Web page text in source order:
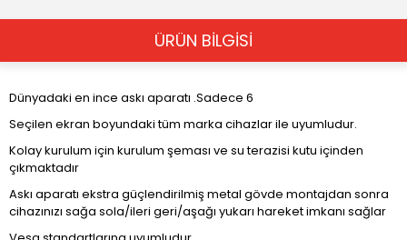
ÜRÜN BİLGİSİ
Dünyadaki en ince askı aparatı .Sadece 6
Seçilen ekran boyundaki tüm marka cihazlar ile uyumludur.
Kolay kurulum için kurulum şeması ve su terazisi kutu içinden
çıkmaktadır
Askı aparatı ekstra güçlendirilmiş metal gövde montajdan sonra
cihazınızı sağa sola/ileri geri/aşağı yukarı hareket imkanı sağlar